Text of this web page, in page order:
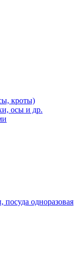
кроты)
осы и др.
одноразовая